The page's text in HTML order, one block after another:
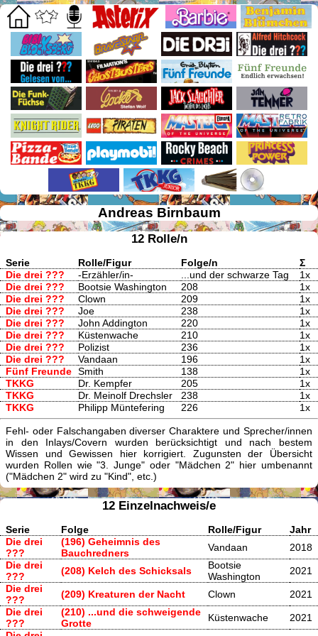
Andreas Birnbaum
12 Rolle/n
Serie Rolle/Figur Folge/n
Σ
Die drei ???
-Erzähler/in- ...und der schwarze Tag
1x
Die drei ???
Bootsie Washington 208
1x
Die drei ???
Clown 209
1x
Die drei ???
Joe 238
1x
Die drei ???
John Addington 220
1x
Die drei ???
Küstenwache 210
1x
Die drei ???
Polizist 236
1x
Die drei ???
Vandaan 196
1x
Fünf Freunde Smith 138
1x
TKKG
Dr. Kempfer 205
1x
TKKG
Dr. Meinolf Drechsler 238
1x
TKKG
Philipp Müntefering 226 1x
Fehl- oder Falschangaben diverser Charaktere und Sprecher/innen
in den Inlays/Covern wurden berücksichtigt und nach bestem
Wissen und Gewissen hier korrigiert. Zugunsten der Übersicht
wurden Rollen wie "3. Junge" oder "Mädchen 2" hier umbenannt
("Mädchen 2" wird zu "Kind", etc.)
12 Einzelnachweis/e
Serie Folge Rolle/Figur
Jahr
Die drei
???
(196) Geheimnis des
Bauchredners
Vandaan
2018
Die drei
???
(208) Kelch des Schicksals
Bootsie
Washington
2021
Die drei
???
(209) Kreaturen der Nacht Clown
2021
Die drei
???
(210) ...und die schweigende
Grotte
Küstenwache
2021